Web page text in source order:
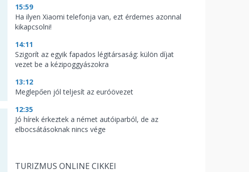
15:59
Ha ilyen Xiaomi telefonja van, ezt érdemes azonnal
kikapcsolni!
14:11
Szigorít az egyik fapados légitársaság: külön díjat
vezet be a kézipoggyászokra
13:12
Meglepően jól teljesít az euróövezet
12:35
Jó hírek érkeztek a német autóiparból, de az
elbocsátásoknak nincs vége
TURIZMUS ONLINE CIKKEI